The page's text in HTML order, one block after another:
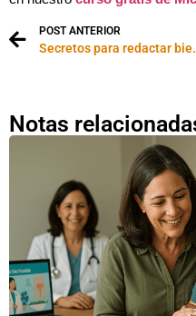
POST ANTERIOR
Secretos
Notas